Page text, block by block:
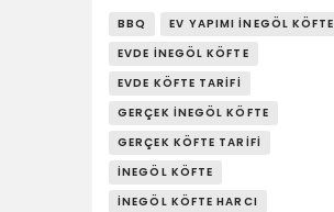
SOSY’LE!
BBQ
EV YAPIMI İNEGÖL KÖFTE
EVDE İNEGÖL KÖFTE
EVDE KÖFTE TARIFI
GERÇEK İNEGÖL KÖFTE
GERÇEK KÖFTE TARIFI
İNEGÖL KÖFTE
İNEGÖL KÖFTE HARCI